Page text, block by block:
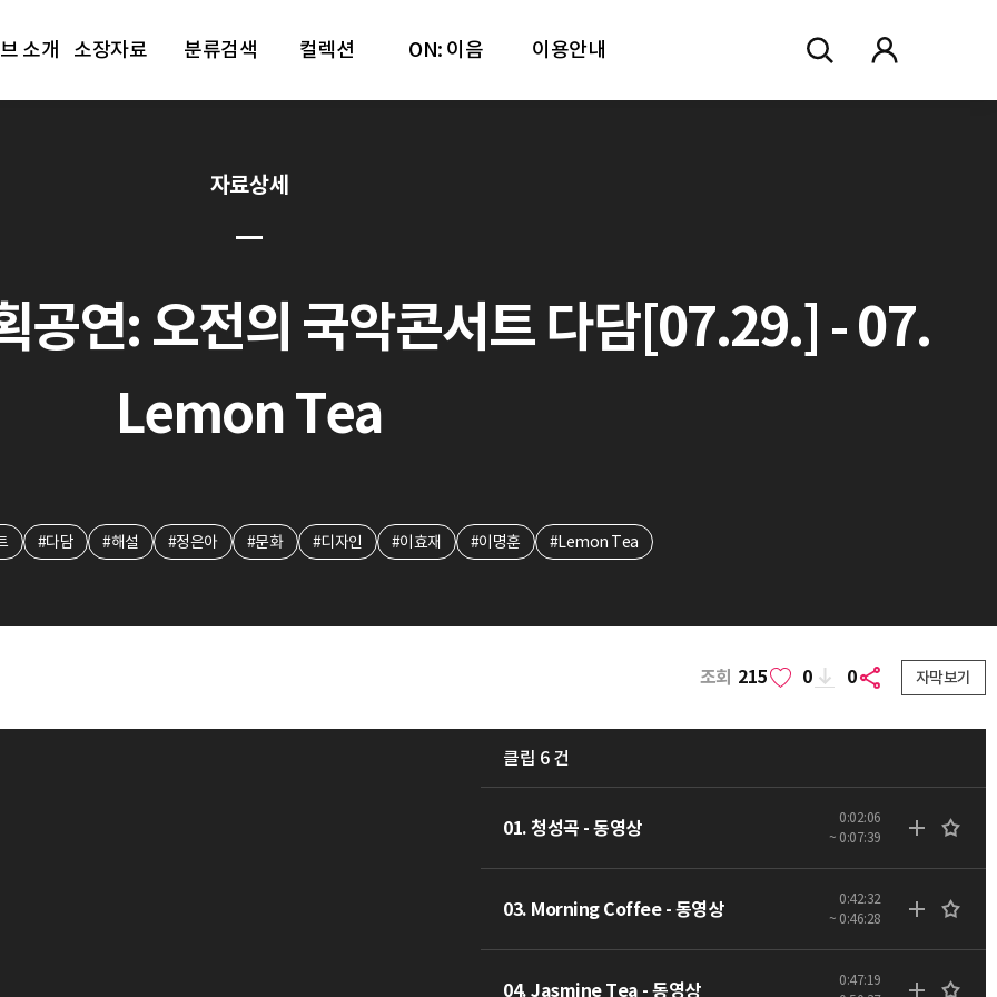
소개 소장자료 분류검색 컬렉션 ON: 이음 이용안내
자료상세
공연: 오전의 국악콘서트 다담[07.29.] - 07.
Lemon Tea
#다담 #해설 #정은아 #문화 #디자인 #이효재 #이명훈 #Lemon Tea
조회 215 0 0 자막보기
클립 6 건
01. 청성곡 - 동영상
0:02:06
~ 0:07:39
03. Morning Coffee - 동영상
0:42:32
~ 0:46:28
04. Jasmine Tea - 동영상
0:47:19